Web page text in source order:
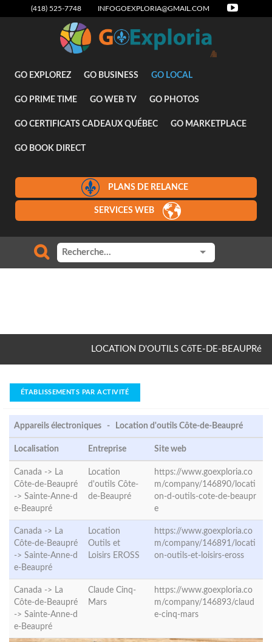
(418) 525-7748 INFOGOEXPLORIA@GMAIL.COM
Attraits
GO EXPLOREZ GO BUSINESS GO LOCAL
GO PRIME TIME GO WEB TV GO PHOTOS
GO CERTIFICATS CADEAUX QUÉBEC GO MARKETPLACE
GO BOOK DIRECT
PLANS DE RELANCE
SERVICES WEB
LOCATION D'OUTILS CôTE-DE-BEAUPRé
ÉTABLISSEMENTS PAR ACTIVITÉ
Appareils électroniques - Location d'outils Côte-de-Beaupré
Localisation Entreprise Site web
Canada -> La
Côte-de-Beaupré
-> Sainte-Anne-d
e-Beaupré
Location
d'outils Côte-
de-Beaupré
https://www.goexploria.co
m/company/146890/locati
on-d-outils-cote-de-beaupr
e
Canada -> La
Côte-de-Beaupré
-> Sainte-Anne-d
e-Beaupré
Location
Outils et
Loisirs EROSS
https://www.goexploria.co
m/company/146891/locati
on-outils-et-loisirs-eross
Canada -> La
Côte-de-Beaupré
-> Sainte-Anne-d
e-Beaupré
Claude Cinq-
Mars
https://www.goexploria.co
m/company/146893/claud
e-cinq-mars